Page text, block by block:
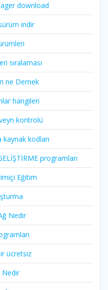
download
indir
sıralaması
ne Demek
hangileri
kontrolü
kodları
programları
Eğitim
Nedir
ücretsiz
Nedir